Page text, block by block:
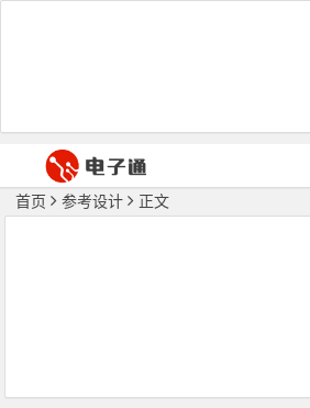
首页 参考设计 正文